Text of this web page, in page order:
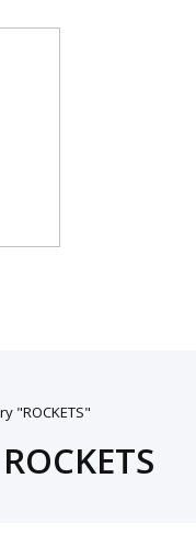
"ROCKETS"